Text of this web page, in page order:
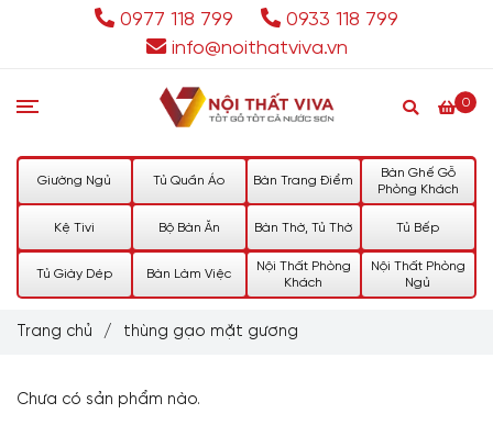
0977 118 799
0933 118 799
info@noithatviva.vn
0
Giường Ngủ Tủ Quần Áo Bàn Trang Điểm
Bàn Ghế Gỗ
Phòng Khách
Kệ Tivi Bộ Bàn Ăn Bàn Thờ, Tủ Thờ Tủ Bếp
Tủ Giày Dép Bàn Làm Việc
Nội Thất Phòng
Khách
Nội Thất Phòng
Ngủ
Trang chủ / thùng gạo mặt gương
Chưa có sản phẩm nào.